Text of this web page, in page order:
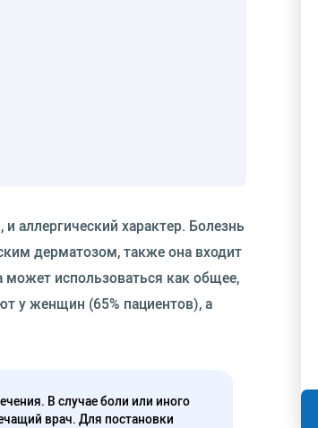
аллергический характер. Болезнь
дерматозом, также она входит
может использоваться как общее,
у женщин (65% пациентов), а
В случае боли или иного
врач. Для постановки